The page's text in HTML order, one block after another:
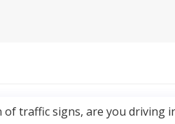
traffic signs, are you driving